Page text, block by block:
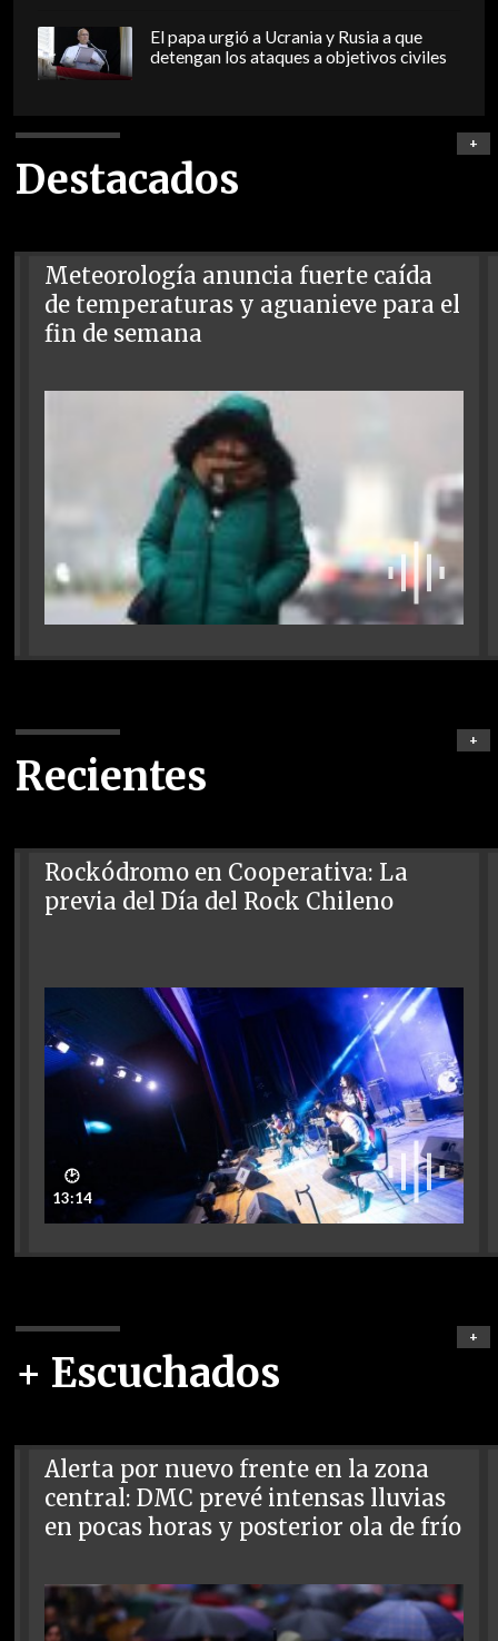
El papa urgió a Ucrania y Rusia a que
detengan los ataques a objetivos civiles
Destacados
+
Meteorología anuncia fuerte caída
de temperaturas y aguanieve para el
fin de semana
Recientes
+
Rockódromo en Cooperativa: La
previa del Día del Rock Chileno
🕑
13:14
+ Escuchados
+
Alerta por nuevo frente en la zona
central: DMC prevé intensas lluvias
en pocas horas y posterior ola de frío